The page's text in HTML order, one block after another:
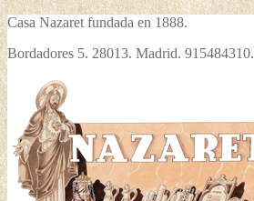
Casa Nazaret fundada en 1888.
Bordadores 5. 28013. Madrid. 915484310.
la
navegación
contenido